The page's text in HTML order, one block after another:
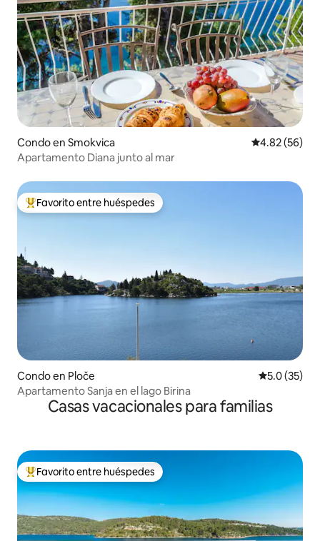
Condo en Smokvica Calificación
4.82 (56)
Apartamento Diana junto al mar
Favorito entre huéspedes preferido
Favorito entre huéspedes
Condo en Ploče Calificación
5.0 (35)
Apartamento Sanja en el lago Birina
Casas vacacionales para familias
Favorito entre huéspedes preferido
Favorito entre huéspedes